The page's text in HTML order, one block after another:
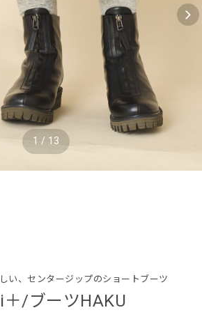
/ブーツHAKU
い、センタージップのショートブーツ
1 / 13